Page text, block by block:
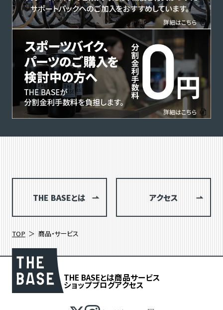
THE BASEとは アクセス
TOP 商品・サービス
THE BASEとは商品サービス
ショップブログアクセス